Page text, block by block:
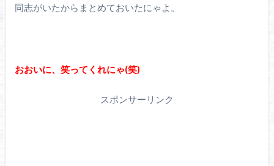
同志がいたからまとめておいたにゃよ。
おおいに、笑ってくれにゃ(笑)
スポンサーリンク